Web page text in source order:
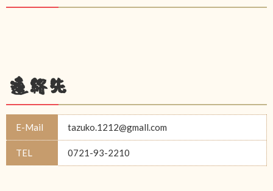
連絡先
E-Mail tazuko.1212@gmall.com
TEL 0721-93-2210